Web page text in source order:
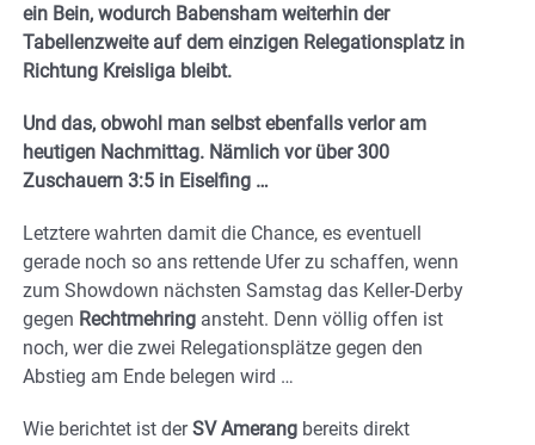
ein Bein, wodurch Babensham weiterhin der
Tabellenzweite auf dem einzigen Relegationsplatz in
Richtung Kreisliga bleibt.
Und das, obwohl man selbst ebenfalls verlor am
heutigen Nachmittag. Nämlich vor über 300
Zuschauern 3:5 in Eiselfing …
Letztere wahrten damit die Chance, es eventuell
gerade noch so ans rettende Ufer zu schaffen, wenn
zum Showdown nächsten Samstag das Keller-Derby
gegen Rechtmehring ansteht. Denn völlig offen ist
noch, wer die zwei Relegationsplätze gegen den
Abstieg am Ende belegen wird …
Wie berichtet ist derSV Amerang bereits direkt